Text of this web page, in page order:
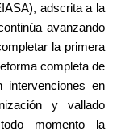
adscrita a la
avanzando
la primera
completa de
en
y vallado
momento la